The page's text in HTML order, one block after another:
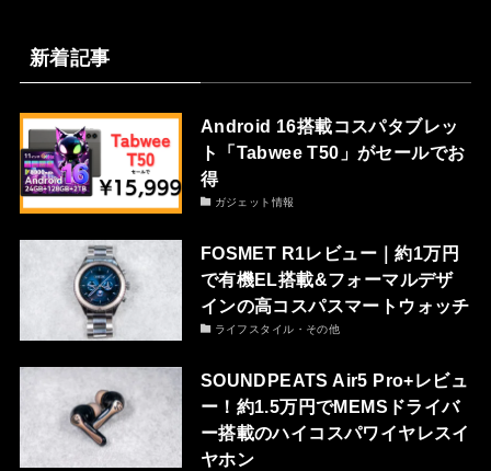
新着記事
Android 16搭載コスパタブレッ
ト「Tabwee T50」がセールでお
得
ガジェット情報
FOSMET R1レビュー｜約1万円
で有機EL搭載&フォーマルデザ
インの高コスパスマートウォッチ
ライフスタイル・その他
SOUNDPEATS Air5 Pro+レビュ
ー！約1.5万円でMEMSドライバ
ー搭載のハイコスパワイヤレスイ
ヤホン